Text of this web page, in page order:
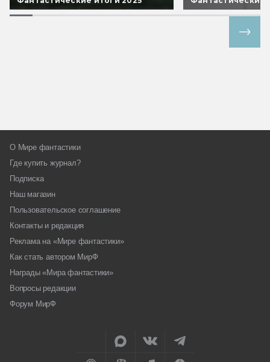
О Мире фантастики
Где купить журнал?
Подписка
Наш магазин
Пользовательское соглашение
Контакты и редакция
Реклама на «Мире фантастики»
Как стать автором МирФ
Награды «Мира фантастики»
Вопросы редакции
Форум МирФ